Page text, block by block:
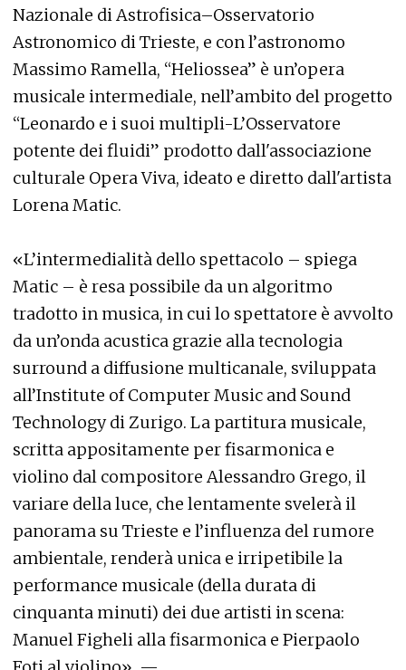
Nazionale di Astrofisica–Osservatorio
Astronomico di Trieste, e con l’astronomo
Massimo Ramella, “Heliossea” è un’opera
musicale intermediale, nell’ambito del progetto
“Leonardo e i suoi multipli-L’Osservatore
potente dei fluidi” prodotto dall'associazione
culturale Opera Viva, ideato e diretto dall'artista
Lorena Matic.
«L’intermedialità dello spettacolo – spiega
Matic – è resa possibile da un algoritmo
tradotto in musica, in cui lo spettatore è avvolto
da un’onda acustica grazie alla tecnologia
surround a diffusione multicanale, sviluppata
all’Institute of Computer Music and Sound
Technology di Zurigo. La partitura musicale,
scritta appositamente per fisarmonica e
violino dal compositore Alessandro Grego, il
variare della luce, che lentamente svelerà il
panorama su Trieste e l’influenza del rumore
ambientale, renderà unica e irripetibile la
performance musicale (della durata di
cinquanta minuti) dei due artisti in scena:
Manuel Figheli alla fisarmonica e Pierpaolo